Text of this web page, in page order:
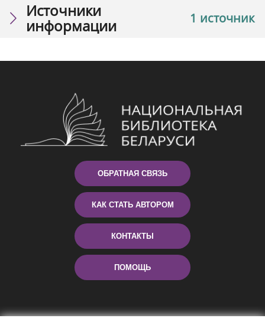
1 источник
Источники
информации
ОБРАТНАЯ СВЯЗЬ
КАК СТАТЬ АВТОРОМ
КОНТАКТЫ
ПОМОЩЬ